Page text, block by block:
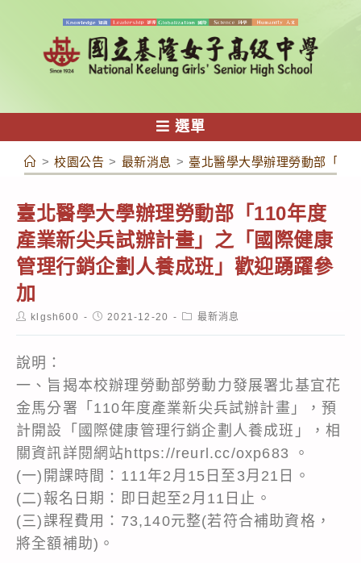
容
選單
> 校園公告 > 最新消息 > 臺北醫學大學辦理勞動部「
臺北醫學大學辦理勞動部「110年度
產業新尖兵試辦計畫」之「國際健康
管理行銷企劃人養成班」歡迎踴躍參
加
Postklgsh600
Post2021-12-20
Post最新消息
說明：
一、旨揭本校辦理勞動部勞動力發展署北基宜花
金馬分署「110年度產業新尖兵試辦計畫」，預
計開設「國際健康管理行銷企劃人養成班」，相
關資訊詳閱網站https://reurl.cc/oxp683 。
(一)開課時間：111年2月15日至3月21日。
(二)報名日期：即日起至2月11日止。
(三)課程費用：73,140元整(若符合補助資格，
將全額補助)。